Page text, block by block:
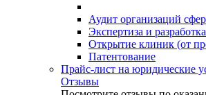
Аудит организаций
Экспертиза и
Открытие клиник (от
Патентование
Прайс-лист на юридические
Отзывы